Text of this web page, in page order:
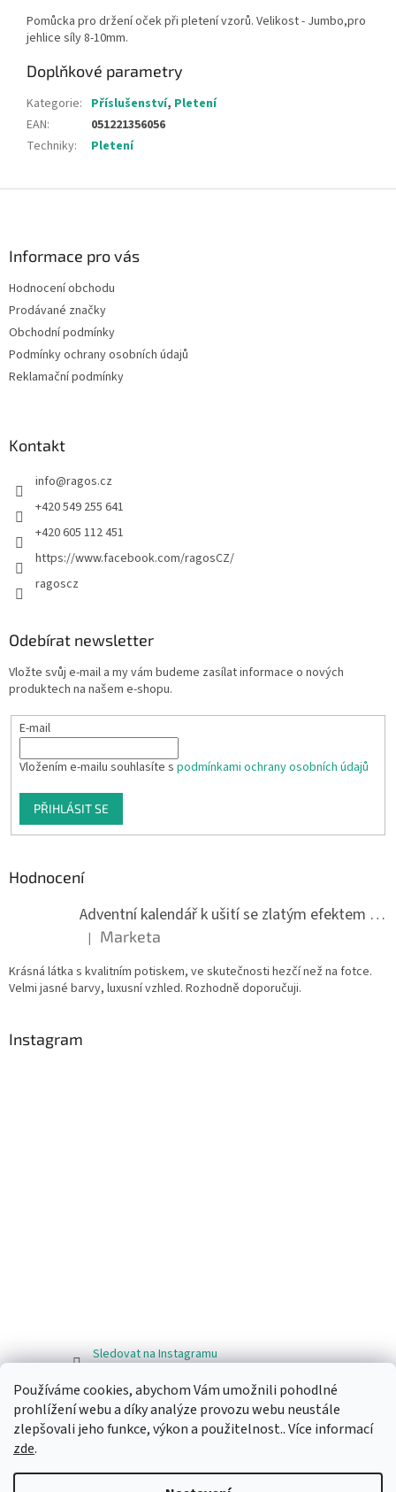
Používáme cookies, abychom Vám umožnili pohodlné
prohlížení webu a díky analýze provozu webu neustále
zlepšovali jeho funkce, výkon a použitelnost.. Více informací
zde.
Pomůcka pro držení oček při pletení vzorů. Velikost - Jumbo,pro
jehlice síly 8-10mm.
Doplňkové parametry
Kategorie: Příslušenství, Pletení
EAN:
051221356056
Techniky: Pletení
Informace pro vás
Hodnocení obchodu
Prodávané značky
Obchodní podmínky
Podmínky ochrany osobních údajů
Reklamační podmínky
Kontakt
info@ragos.cz
+420 549 255 641
+420 605 112 451
https://www.facebook.com/ragosCZ/
ragoscz
Odebírat newsletter
Vložte svůj e-mail a my vám budeme zasílat informace o nových
produktech na našem e-shopu.
E-mail
Vložením e-mailu souhlasíte s podmínkami ochrany osobních údajů
PŘIHLÁSIT SE
Hodnocení
Adventní kalendář k ušití se zlatým efektem 042Q
Hodnocení produktu je 5 z 5 hvězdiček.
| Marketa
Krásná látka s kvalitním potiskem, ve skutečnosti hezčí než na fotce.
Velmi jasné barvy, luxusní vzhled. Rozhodně doporučuji.
Instagram
Sledovat na Instagramu
Facebook